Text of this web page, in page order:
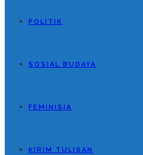
POLITIK
SOSIAL BUDAYA
FEMINISIA
KIRIM TULISAN